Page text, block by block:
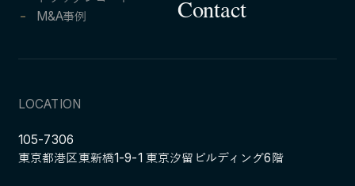
M&A事例
Contact
LOCATION
105-7306
東京都港区東新橋1-9-1 東京汐留ビルディング6階